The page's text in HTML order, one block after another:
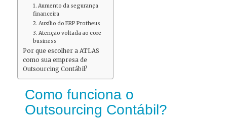
1. Aumento da segurança
financeira
2. Auxílio do ERP Protheus
3. Atenção voltada ao core
business
Por que escolher a ATLAS
como sua empresa de
Outsourcing Contábil?
Como funciona o
Outsourcing Contábil?